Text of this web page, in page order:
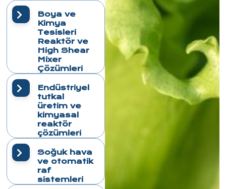
Boya ve
Kimya
Tesisleri
Reaktör ve
High Shear
Mixer
Çözümleri
Endüstriyel
tutkal
üretim ve
kimyasal
reaktör
çözümleri
Soğuk hava
ve otomatik
raf
sistemleri